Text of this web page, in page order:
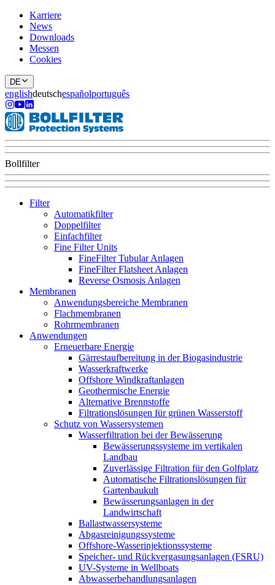
Karriere
News
Downloads
Messen
Cookies
DE
englishdeutschespañolportuguês
Bollfilter
Filter
Automatikfilter
Doppelfilter
Einfachfilter
Fine Filter Units
FineFilter Tubular Anlagen
FineFilter Flatsheet Anlagen
Reverse Osmosis Anlagen
Membranen
Anwendungsbereiche Membranen
Flachmembranen
Rohrmembranen
Anwendungen
Erneuerbare Energie
Gärrestaufbereitung in der Biogasindustrie
Wasserkraftwerke
Offshore Windkraftanlagen
Geothermische Energie
Alternative Brennstoffe
Filtrationslösungen für grünen Wasserstoff
Schutz von Wassersystemen
Wasserfiltration bei der Bewässerung
Bewässerungssysteme im vertikalen
Landbau
Zuverlässige Filtration für den Golfplatz
Automatische Filtrationslösungen für
Gartenbaukult
Bewässerungsanlagen in der
Landwirtschaft
Ballastwassersysteme
Abgasreinigungssysteme
Offshore-Wasserinjektionssysteme
Speicher- und Rückvergasungsanlagen (FSRU)
UV-Systeme in Wellboats
Abwasserbehandlungsanlagen